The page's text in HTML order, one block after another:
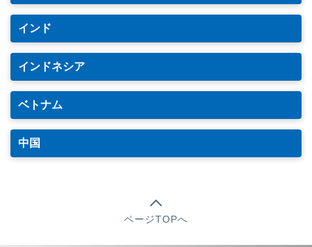
インド
インドネシア
ベトナム
中国
ページTOPへ